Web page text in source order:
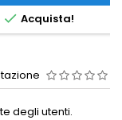
 Acquista!
degli utenti.